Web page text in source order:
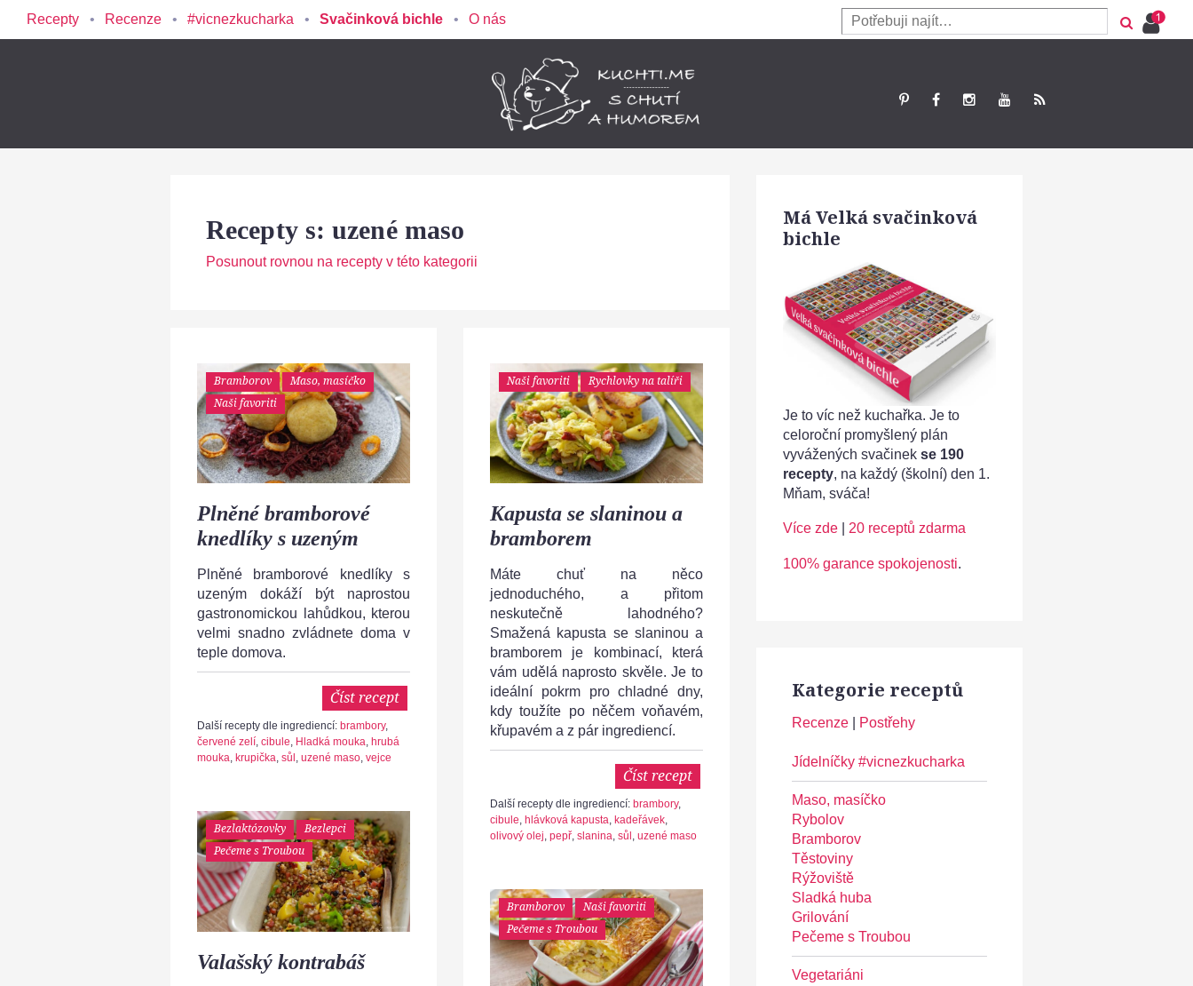
Recepty Recenze #vicnezkucharka Svačinková bichle O nás
Recepty s: uzené maso
Posunout rovnou na recepty v této kategorii
Bramborov
Maso, masíčko
Naši favoriti
Plněné bramborové
knedlíky s uzeným
Plněné bramborové knedlíky s
uzeným dokáží být naprostou
gastronomickou lahůdkou, kterou
velmi snadno zvládnete doma v
teple domova.
Číst recept
Další recepty dle ingrediencí: brambory,
červené zelí, cibule, Hladká mouka, hrubá
mouka, krupička, sůl , uzené maso, vejce
Naši favoriti Rychlovky na talíři
Kapusta se slaninou a
bramborem
Máte chuť na něco
jednoduchého, a přitom
neskutečně lahodného?
Smažená kapusta se slaninou a
bramborem je kombinací, která
vám udělá naprosto skvěle. Je to
ideální pokrm pro chladné dny,
kdy toužíte po něčem voňavém,
křupavém a z pár ingrediencí.
Číst recept
Další recepty dle ingrediencí: brambory,
cibule, hlávková kapusta, kadeřávek,
olivový olej, pepř, slanina, sůl , uzené maso
Bezlaktózovky
Bezlepci
Pečeme s Troubou
Valašský kontrabáš
Bramborov
Naši favoriti
Pečeme s Troubou
Má Velká svačinková
bichle
Je to víc než kuchařka. Je to
celoroční promyšlený plán
vyvážených svačinek se 190
recepty, na každý (školní) den 1.
Mňam, sváča!
Více zde 20 receptů zdarma
100% garance spokojenosti.
Kategorie receptů
Recenze Postřehy
Jídelníčky #vicnezkucharka
Maso, masíčko
Rybolov
Bramborov
Těstoviny
Rýžoviště
Sladká huba
Grilování
Pečeme s Troubou
Vegetariáni